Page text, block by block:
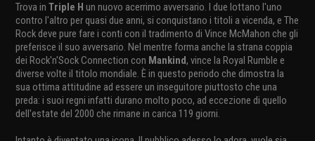
Trova in Triple H un nuovo acerrimo avversario. I due lottano l'uno
contro l'altro per quasi due anni, si conquistano i titoli a vicenda, e The
Rock deve pure fare i conti con il tradimento di Vince McMahon che gli
preferisce il suo avversario. Nel mentre forma anche la strana coppia
dei Rock'n'Sock Connection con Mankind, vince la Royal Rumble e
diverse volte il titolo mondiale. È in questo periodo che dimostra la
sua ottima attitudine ad essere un inseguitore piuttosto che una
preda: i suoi regni infatti durano molto poco, ad eccezione di quello
dell'estate del 2000 che rimane in carica 119 giorni.